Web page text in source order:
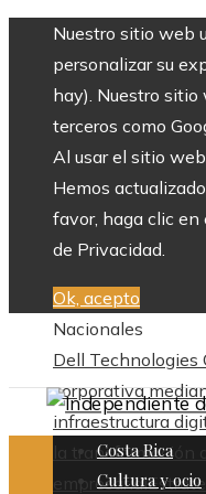
Nuestro sitio web
personalizar su
hay). Nuestro
terceros como
Al usar el sitio
Hemos
favor, haga clic
de Privacidad.
Ok, acepto
Nacionales
Dell Technologies
corporativa
infraestructura
la transformación
empresarial
Costa Rica
Cultura y ocio